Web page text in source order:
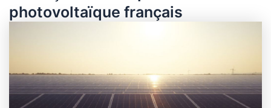
photovoltaïque français